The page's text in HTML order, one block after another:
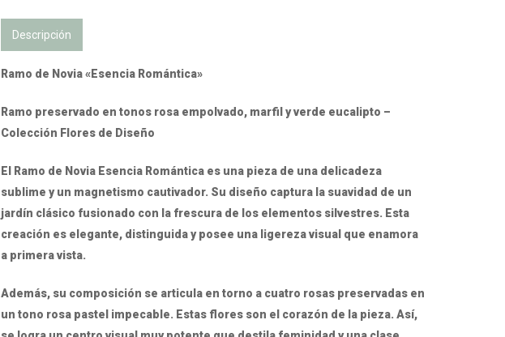
Descripción
Ramo de Novia «Esencia Romántica»
Ramo preservado en tonos rosa empolvado, marfil y verde eucalipto –
Colección Flores de Diseño
El Ramo de Novia Esencia Romántica es una pieza de una delicadeza
sublime y un magnetismo cautivador. Su diseño captura la suavidad de un
jardín clásico fusionado con la frescura de los elementos silvestres. Esta
creación es elegante, distinguida y posee una ligereza visual que enamora
a primera vista.
Además, su composición se articula en torno a cuatro rosas preservadas en
un tono rosa pastel impecable. Estas flores son el corazón de la pieza. Así,